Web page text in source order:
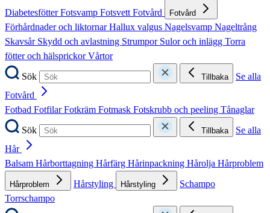
DiabetesfötterFotsvamp FotsvettFotvård Fotvård
Förhårdnader och liktornarHallux valgus Nagelsvamp Nageltrång
Skavsår Skydd och avlastning Strumpor Sulor och inlägg Torra
fötter och hälsprickorVårtor
Sök
Tillbaka
Se alla
Fotvård
Fotbad FotfilarFotkräm Fotmask Fotskrubb och peeling Tånaglar
Sök
Tillbaka
Se alla
Hår
Balsam Hårborttagning Hårfärg Hårinpackning Hårolja Hårproblem
Hårproblem Hårstyling Hårstyling
Schampo
Torrschampo